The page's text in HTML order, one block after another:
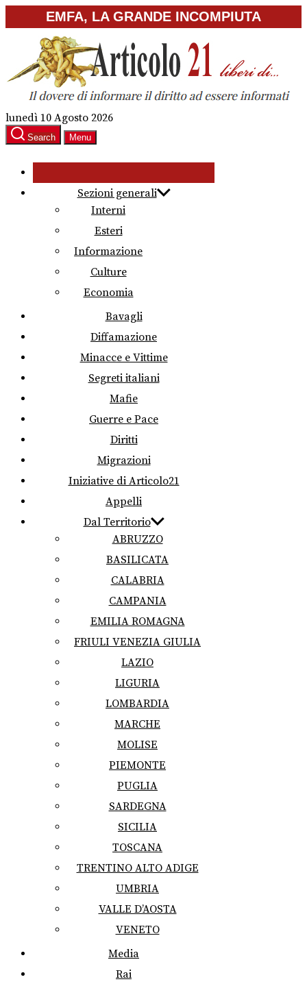
to
content
EMFA, LA GRANDE INCOMPIUTA
lunedì 10 Agosto 2026
Search Menu
Sezioni generali
Interni
Esteri
Informazione
Culture
Economia
Bavagli
Diffamazione
Minacce e Vittime
Segreti italiani
Mafie
Guerre e Pace
Diritti
Migrazioni
Iniziative di Articolo21
Appelli
Dal Territorio
ABRUZZO
BASILICATA
CALABRIA
CAMPANIA
EMILIA ROMAGNA
FRIULI VENEZIA GIULIA
LAZIO
LIGURIA
LOMBARDIA
MARCHE
MOLISE
PIEMONTE
PUGLIA
SARDEGNA
SICILIA
TOSCANA
TRENTINO ALTO ADIGE
UMBRIA
VALLE D’AOSTA
VENETO
Media
Rai